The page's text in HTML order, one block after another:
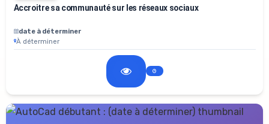
Accroitre sa communauté sur les réseaux sociaux
date à déterminer
À déterminer